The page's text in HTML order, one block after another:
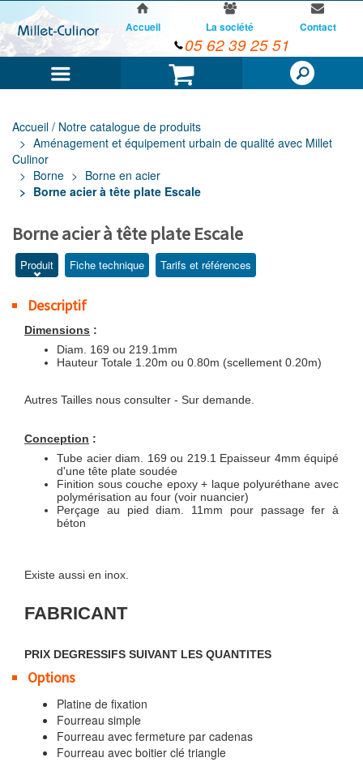
Panier
Accueil La société Contact
05 62 39 25 51
Accueil / Notre catalogue de produits
Aménagement et équipement urbain de qualité avec Millet
Culinor
Borne
Borne en acier
Borne acier à tête plate Escale
Borne acier à tête plate Escale
Produit Fiche technique Tarifs et références
Descriptif
Dimensions :
Diam. 169 ou 219.1mm
Hauteur Totale 1.20m ou 0.80m (scellement 0.20m)
Autres Tailles nous consulter - Sur demande.
Conception :
Tube acier diam. 169 ou 219.1 Epaisseur 4mm équipé
d'une tête plate soudée
Finition sous couche epoxy + laque polyuréthane avec
polymérisation au four (voir nuancier)
Perçage au pied diam. 11mm pour passage fer à
béton
Existe aussi en inox.
FABRICANT
PRIX DEGRESSIFS SUIVANT LES QUANTITES
Options
Platine de fixation
Fourreau simple
Fourreau avec fermeture par cadenas
Fourreau avec boitier clé triangle